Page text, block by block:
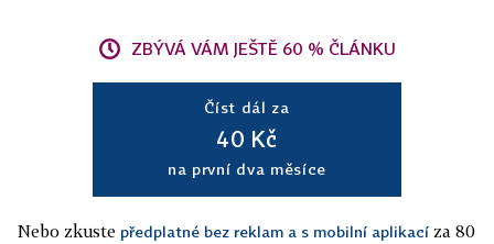
ZBÝVÁ VÁM JEŠTĚ 60 % ČLÁNKU
Číst dál za
40 Kč
na první dva měsíce
Nebo zkuste předplatné bez reklam a s mobilní aplikací za 80